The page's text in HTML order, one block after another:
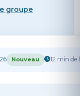
Nouveau 12 min de
groupe